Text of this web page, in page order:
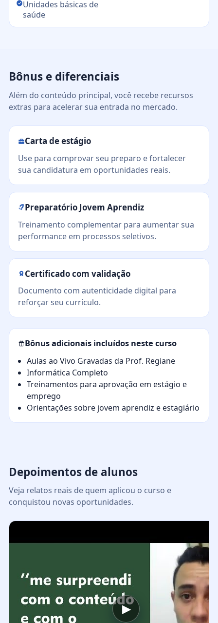
Unidades básicas de
saúde
Bônus e diferenciais
Além do conteúdo principal, você recebe recursos
extras para acelerar sua entrada no mercado.
Carta de estágio
Use para comprovar seu preparo e fortalecer
sua candidatura em oportunidades reais.
Preparatório Jovem Aprendiz
Treinamento complementar para aumentar sua
performance em processos seletivos.
Certificado com validação
Documento com autenticidade digital para
reforçar seu currículo.
Bônus adicionais incluídos neste curso
Aulas ao Vivo Gravadas da Prof. Regiane
Informática Completo
Treinamentos para aprovação em estágio e
emprego
Orientações sobre jovem aprendiz e estagiário
Depoimentos de alunos
Veja relatos reais de quem aplicou o curso e
conquistou novas oportunidades.
▶